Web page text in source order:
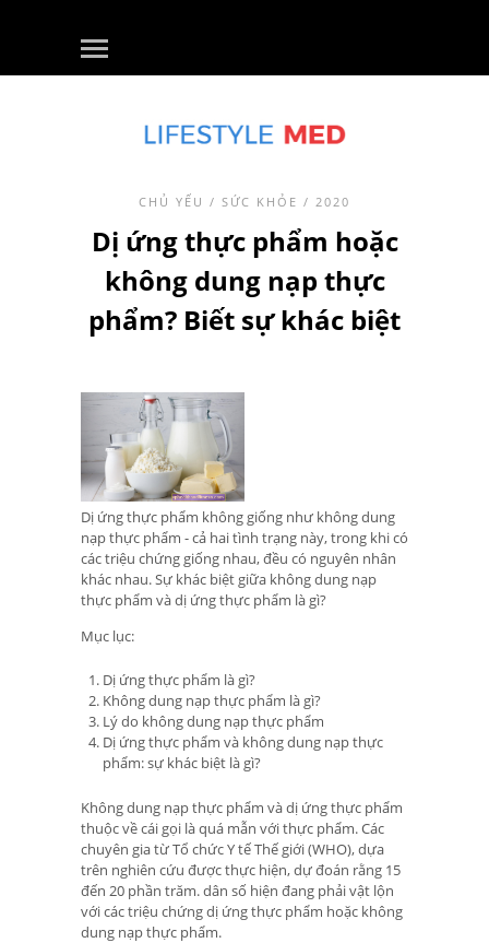
CHỦ YẾU / SỨC KHỎE / 2020
Dị ứng thực phẩm hoặc
không dung nạp thực
phẩm? Biết sự khác biệt
Dị ứng thực phẩm không giống như không dung
nạp thực phẩm - cả hai tình trạng này, trong khi có
các triệu chứng giống nhau, đều có nguyên nhân
khác nhau. Sự khác biệt giữa không dung nạp
thực phẩm và dị ứng thực phẩm là gì?
Mục lục:
Dị ứng thực phẩm là gì?
Không dung nạp thực phẩm là gì?
Lý do không dung nạp thực phẩm
Dị ứng thực phẩm và không dung nạp thực
phẩm: sự khác biệt là gì?
Không dung nạp thực phẩm và dị ứng thực phẩm
thuộc về cái gọi là quá mẫn với thực phẩm. Các
chuyên gia từ Tổ chức Y tế Thế giới (WHO), dựa
trên nghiên cứu được thực hiện, dự đoán rằng 15
đến 20 phần trăm. dân số hiện đang phải vật lộn
với các triệu chứng dị ứng thực phẩm hoặc không
dung nạp thực phẩm.